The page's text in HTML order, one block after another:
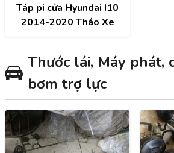
Táp pi cửa Hyundai I10
2014-2020 Tháo Xe
Thước lái, Máy phát,
bơm trợ lực